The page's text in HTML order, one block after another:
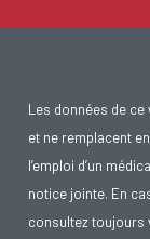
Les données de
et ne remplacent
l’emploi d’un
notice jointe. En
consultez toujours